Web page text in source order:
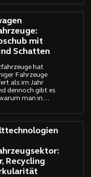
hoher Inflation
zeigt der
plötzlich
Lebenszeichen
mit
Schatten
hat
Fahrzeuge
als im Jahr
dennoch gibt es
man in
sprechen will
Recycling